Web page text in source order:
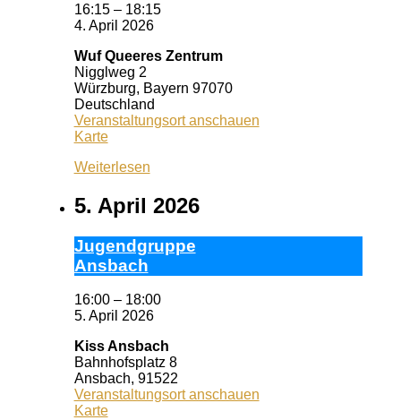
16:15 – 18:15
4. April 2026
Wuf Queeres Zentrum
Nigglweg 2
Würzburg, Bayern 97070
Deutschland
Veranstaltungsort anschauen
KarteWuf
Zentrum
Weiterlesen
5. April 2026
Ju­gend­grup­pe
Ans­bach
16:00 – 18:00
5. April 2026
Kiss Ansbach
Bahnhofsplatz 8
Ansbach, 91522
Veranstaltungsort anschauen
KarteKiss